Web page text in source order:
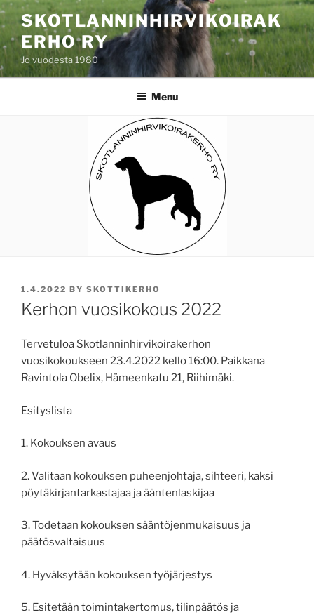
Skip
to
content
SKOTLANNINHIRVIKOIRAK
ERHO RY
Jo vuodesta 1980
Menu
POSTED
ON
1.4.2022 BY SKOTTIKERHO
Kerhon vuosikokous 2022
Tervetuloa Skotlanninhirvikoirakerhon
vuosikokoukseen 23.4.2022 kello 16:00. Paikkana
Ravintola Obelix, Hämeenkatu 21, Riihimäki.
Esityslista
1. Kokouksen avaus
2. Valitaan kokouksen puheenjohtaja, sihteeri, kaksi
pöytäkirjantarkastajaa ja ääntenlaskijaa
3. Todetaan kokouksen sääntöjenmukaisuus ja
päätösvaltaisuus
4. Hyväksytään kokouksen työjärjestys
5. Esitetään toimintakertomus, tilinpäätös ja